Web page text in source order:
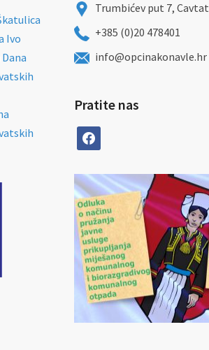
Ivo
Trumbićev put 7, Cavtat
+385 (0)20 478401
info@opcinakonavle.hr
Pratite nas
facebook